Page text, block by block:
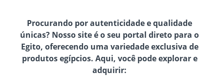
Procurando por autenticidade e qualidade
únicas? Nosso site é o seu portal direto para o
Egito, oferecendo uma variedade exclusiva de
produtos egípcios. Aqui, você pode explorar e
adquirir: